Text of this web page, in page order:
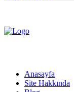
Anasayfa
Site Hakkında